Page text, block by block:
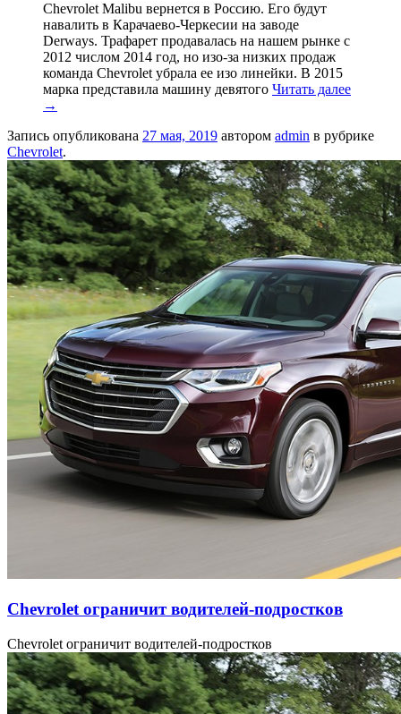
Chevrolet Malibu вернется в Россию. Его будут
навалить в Карачаево-Черкесии на заводе
Derways. Трафарет продавалась на нашем рынке с
2012 числом 2014 год, но изо-за низких продаж
команда Chevrolet убрала ее изо линейки. В 2015
марка представила машину девятого Читать далее
→
Запись опубликована 27 мая, 2019 автором admin в рубрике
Chevrolet.
Chevrolet ограничит водителей-подростков
Chevrolet ограничит водителей-подростков